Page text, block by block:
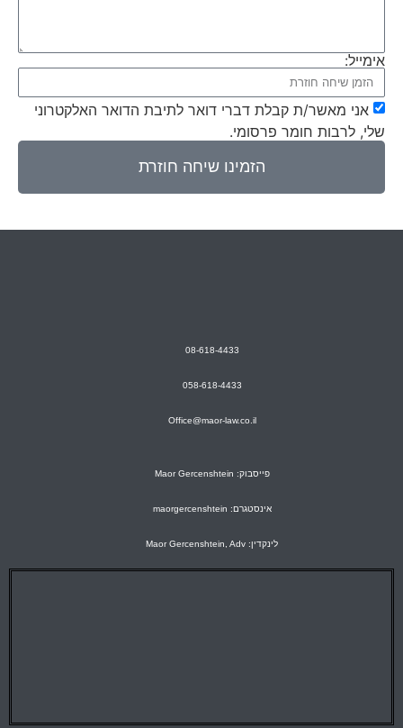
אימייל:
אני מאשר/ת קבלת דברי דואר לתיבת הדואר האלקטרוני
שלי, לרבות חומר פרסומי.
הזמינו שיחה חוזרת
08-618-4433
058-618-4433
Office@maor-law.co.il
פייסבוק: Maor Gercenshtein
אינסטגרם: maorgercenshtein
לינקדין: Maor Gercenshtein, Adv